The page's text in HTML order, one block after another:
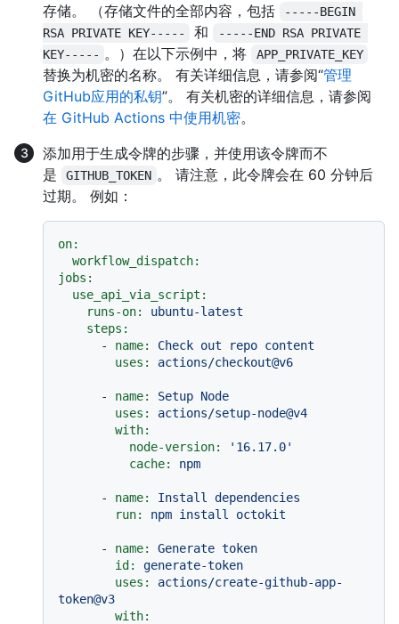
存储。 （存储文件的全部内容，包括
-----BEGIN
RSA PRIVATE KEY-----
和
-----END RSA PRIVATE
KEY----- 。）在以下示例中，将 APP_PRIVATE_KEY
替换为机密的名称。 有关详细信息，请参阅“管理
GitHub应用的私钥”。 有关机密的详细信息，请参阅
在 GitHub Actions 中使用机密。
添加用于生成令牌的步骤，并使用该令牌而不
是
GITHUB_TOKEN 。 请注意，此令牌会在 60 分钟后
过期。 例如：
on:
workflow_dispatch:
jobs:
use_api_via_script:
runs-on:
ubuntu-latest
steps:
-
name: Check out repo content
uses:
actions/checkout@v6
- name: Setup Node
uses:
actions/setup-node@v4
with:
node-version:
'16.17.0'
cache:
npm
- name: Install
dependencies
run:
npm install octokit
- name: Generate token
id:
generate-token
uses:
actions/create-github-app-
token@v3
with: